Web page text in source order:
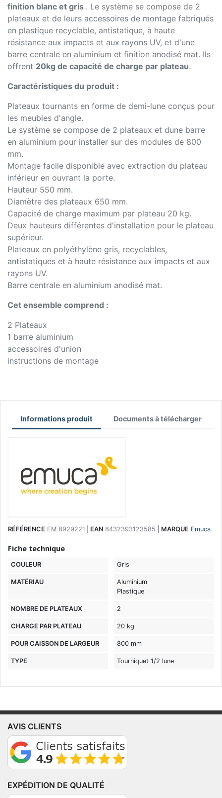
finition blanc et gris . Le système se compose de 2
plateaux et de leurs accessoires de montage fabriqués
en plastique recyclable, antistatique, à haute
résistance aux impacts et aux rayons UV, et d'une
barre centrale en aluminium et finition anodisé mat. Ils
offrent 20kg de capacité de charge par plateau.
Caractéristiques du produit :
Plateaux tournants en forme de demi-lune conçus pour
les meubles d'angle.
Le système se compose de 2 plateaux et dune barre
en aluminium pour installer sur des modules de 800
mm.
Montage facile disponible avec extraction du plateau
inférieur en ouvrant la porte.
Hauteur 550 mm.
Diamètre des plateaux 650 mm.
Capacité de charge maximum par plateau 20 kg.
Deux hauteurs différentes d'installation pour le plateau
supérieur.
Plateaux en polyéthylène gris, recyclables,
antistatiques et à haute résistance aux impacts et aux
rayons UV.
Barre centrale en aluminium anodisé mat.
Cet ensemble comprend :
2 Plateaux
1 barre aluminium
accessoires d'union
instructions de montage
Informations produit Documents à télécharger
RÉFÉRENCE EM 8929221 EAN 8432393123585 MARQUE Emuca
Fiche technique
COULEUR Gris
MATÉRIAU
Aluminium
Plastique
NOMBRE DE PLATEAUX 2
CHARGE PAR PLATEAU 20 kg
POUR CAISSON DE LARGEUR 800 mm
TYPE Tourniquet 1/2 lune
AVIS CLIENTS
EXPÉDITION DE QUALITÉ